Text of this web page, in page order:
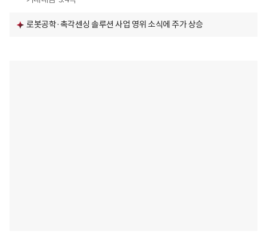
로봇공학·촉각센싱 솔루션 사업 영위 소식에 주가 상승